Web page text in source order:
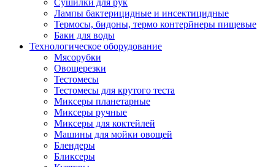
Сушилки для рук
Лампы бактерицидные и инсектицидные
Термосы, бидоны, термо контерйнеры пищевые
Баки для воды
Технологическое оборудование
Мясорубки
Овощерезки
Тестомесы
Тестомесы для крутого теста
Миксеры планетарные
Миксеры ручные
Миксеры для коктейлей
Машины для мойки овощей
Блендеры
Бликсеры